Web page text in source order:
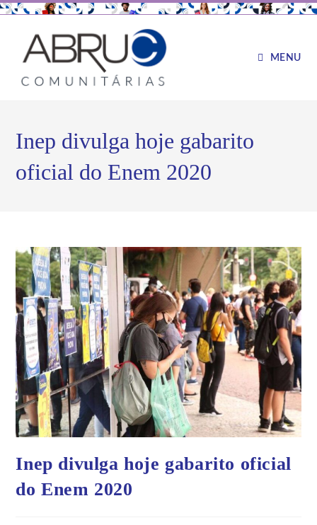
MENU
Inep divulga hoje gabarito
oficial do Enem 2020
Inep divulga hoje gabarito oficial
do Enem 2020